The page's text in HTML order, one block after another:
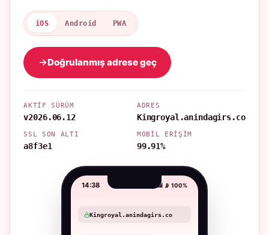
iOS Android PWA
Doğrulanmış adrese geç
AKTIF SÜRÜM
v2026.06.12
ADRES
Kingroyal.anindagirs.co
SSL SON ALTI
a8f3e1
MOBIL ERIŞIM
99.91%
14:38 📶 📡 100%
Kingroyal.anindagirs.co